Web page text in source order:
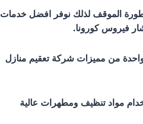
الموقف لذلك نوفر افضل خدمات
فيروس كورونا.
من مميزات شركة تعقيم منازل
مواد تنظيف ومطهرات عالية